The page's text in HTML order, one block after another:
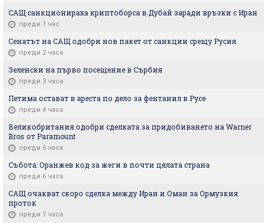
САЩ санкционираха криптоборса в Дубай заради връзки с Иран
преди 1 час
Сенатът на САЩ одобри нов пакет от санкции срещу Русия
преди 2 часа
Зеленски на първо посещение в Сърбия
преди 3 часа
Петима остават в ареста по дело за фентанил в Русе
преди 4 часа
Великобритания одобри сделката за придобиването на Warner
Bros от Paramount
преди 5 часа
Събота: Оранжев код за жеги в почти цялата страна
преди 6 часа
САЩ очакват скоро сделка между Иран и Оман за Ормузкия
проток
преди 7 часа